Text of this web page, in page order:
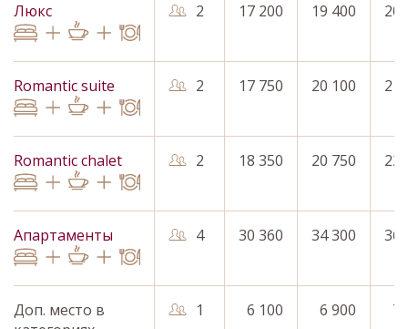
Люкс 2 17 200 19 400 20
Romantic suite 2 17 750 20 100 21
Romantic chalet 2 18 350 20 750 22
Апартаменты 4 30 360 34 300 36
Доп. место в
1 6 100 6 900 7